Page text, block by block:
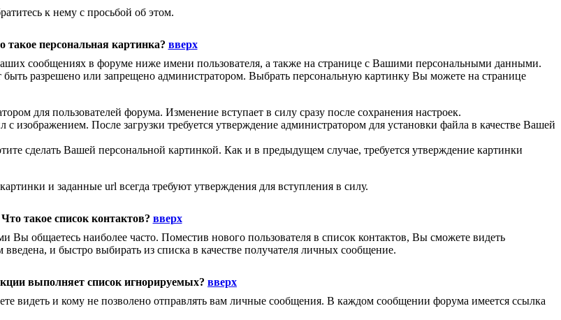
к нему с просьбой об этом.
такое персональная картинка? вверх
сообщениях в форуме ниже имени пользователя, а также на странице с Вашими персональными данными.
разрешено или запрещено администратором. Выбрать персональную картинку Вы можете на странице
для пользователей форума. Изменение вступает в силу сразу после сохранения настроек.
изображением. После загрузки требуется утверждение администратором для установки файла в качестве Вашей
сделать Вашей персональной картинкой. Как и в предыдущем случае, требуется утверждение картинки
и заданные url всегда требуют утверждения для вступления в силу.
Что такое список контактов? вверх
общаетесь наиболее часто. Поместив нового пользователя в список контактов, Вы сможете видеть
и быстро выбирать из списка в качестве получателя личных сообщение.
выполняет список игнорируемых? вверх
видеть и кому не позволено отправлять вам личные сообщения. В каждом сообщении форума имеется ссылка